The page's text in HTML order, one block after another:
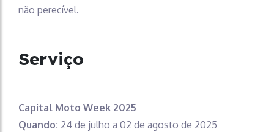
não perecível.
Serviço
Capital Moto Week 2025
Quando: 24 de julho a 02 de agosto de 2025